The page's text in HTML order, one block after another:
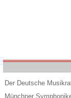
Der Deutsche
Münchner